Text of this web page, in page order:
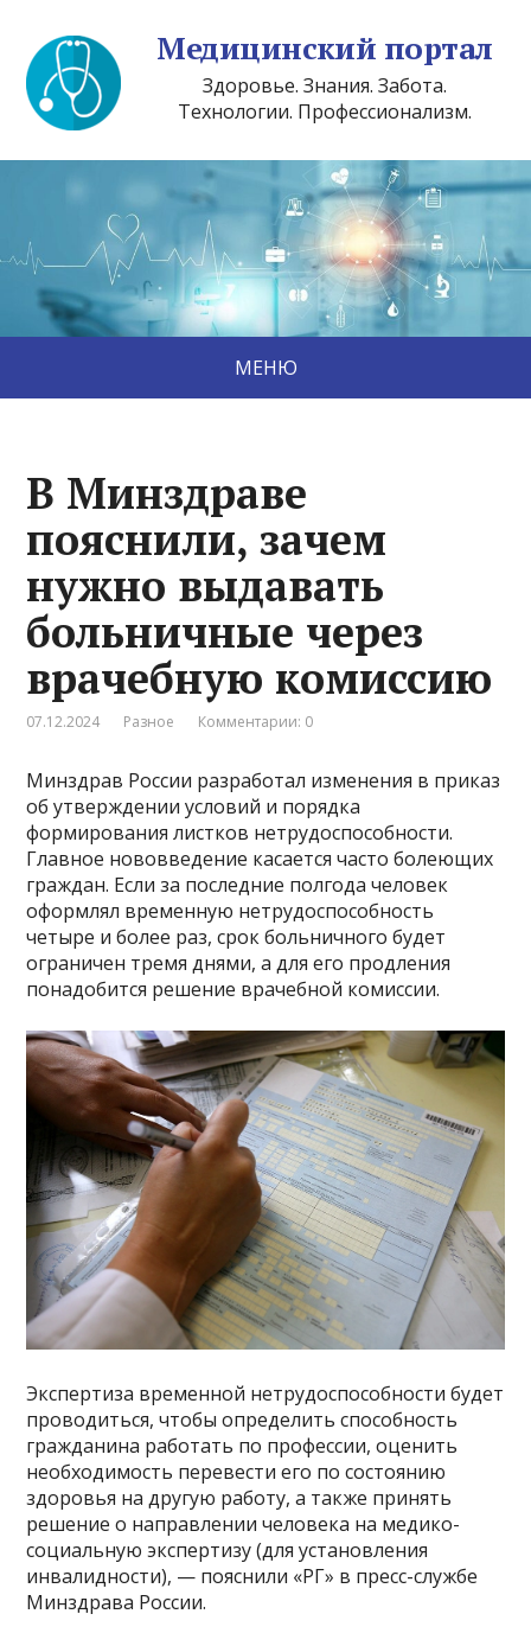
Медицинский портал
Здоровье. Знания. Забота.
Технологии. Профессионализм.
МЕНЮ
В Минздраве
пояснили, зачем
нужно выдавать
больничные через
врачебную комиссию
07.12.2024 Разное Комментарии: 0
Минздрав России разработал изменения в приказ
об утверждении условий и порядка
формирования листков нетрудоспособности.
Главное нововведение касается часто болеющих
граждан. Если за последние полгода человек
оформлял временную нетрудоспособность
четыре и более раз, срок больничного будет
ограничен тремя днями, а для его продления
понадобится решение врачебной комиссии.
Экспертиза временной нетрудоспособности будет
проводиться, чтобы определить способность
гражданина работать по профессии, оценить
необходимость перевести его по состоянию
здоровья на другую работу, а также принять
решение о направлении человека на медико-
социальную экспертизу (для установления
инвалидности), — пояснили «РГ» в пресс-службе
Минздрава России.